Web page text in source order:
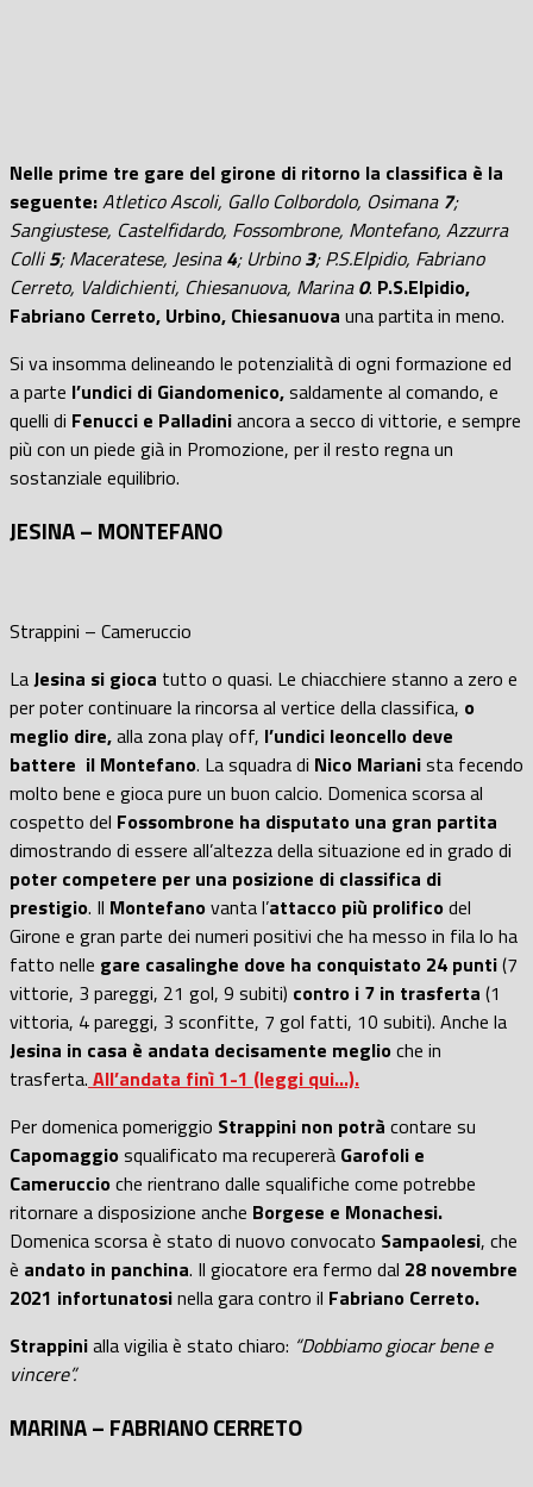
Nelle prime tre gare del girone di ritorno la classifica è la
seguente:Atletico Ascoli, Gallo Colbordolo, Osimana 7;
Sangiustese, Castelfidardo, Fossombrone, Montefano, Azzurra
Colli5; Maceratese, Jesina4; Urbino3; P.S.Elpidio, Fabriano
Cerreto, Valdichienti, Chiesanuova, Marina0. P.S.Elpidio,
Fabriano Cerreto, Urbino, Chiesanuova una partita in meno.
Si va insomma delineando le potenzialità di ogni formazione ed
a parte l’undici di Giandomenico,saldamente al comando, e
quelli di Fenucci e Palladiniancora a secco di vittorie, e sempre
più con un piede già in Promozione, per il resto regna un
sostanziale equilibrio.
JESINA – MONTEFANO
Strappini – Cameruccio
LaJesina si gioca tutto o quasi. Le chiacchiere stanno a zero e
per poter continuare la rincorsa al vertice della classifica, o
meglio dire,alla zona play off, l’undici leoncello deve
battere il Montefano. La squadra di Nico Marianista fecendo
molto bene e gioca pure un buon calcio. Domenica scorsa al
cospetto del Fossombrone ha disputato una gran partita
dimostrando di essere all’altezza della situazione ed in grado di
poter competere per una posizione di classifica di
prestigio. Il Montefanovanta l’attacco più prolificodel
Girone e gran parte dei numeri positivi che ha messo in fila lo ha
fatto nelle gare casalinghe dove ha conquistato 24 punti(7
vittorie, 3 pareggi, 21 gol, 9 subiti) contro i 7 in trasferta (1
vittoria, 4 pareggi, 3 sconfitte, 7 gol fatti, 10 subiti). Anche la
Jesina in casa è andata decisamente meglioche in
trasferta. All’andata finì 1-1 (leggi qui…).
Per domenica pomeriggio Strappini non potrà contare su
Capomaggiosqualificato ma recupererà Garofoli e
Cameruccioche rientrano dalle squalifiche come potrebbe
ritornare a disposizione anche Borgese e Monachesi.
Domenica scorsa è stato di nuovo convocato Sampaolesi, che
è andato in panchina. Il giocatore era fermo dal 28 novembre
2021 infortunatosinella gara contro il Fabriano Cerreto.
Strappinialla vigilia è stato chiaro: “Dobbiamo giocar bene e
vincere”.
MARINA – FABRIANO CERRETO